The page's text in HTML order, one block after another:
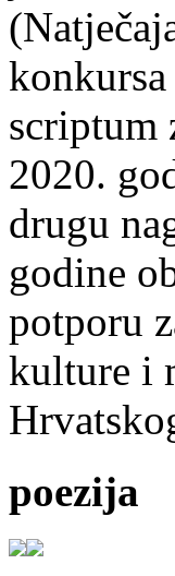
scriptum
2020.
drugu
godine
potporu
kulture i
poezija